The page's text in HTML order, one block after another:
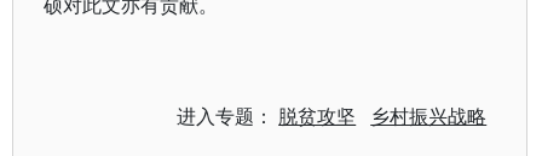
进入专题： 脱贫攻坚 乡村振兴战略